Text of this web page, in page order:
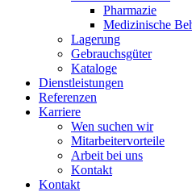
Pharmazie
Medizinische
Lagerung
Gebrauchsgüter
Kataloge
Dienstleistungen
Referenzen
Karriere
Wen suchen wir
Mitarbeitervorteile
Arbeit bei uns
Kontakt
Kontakt